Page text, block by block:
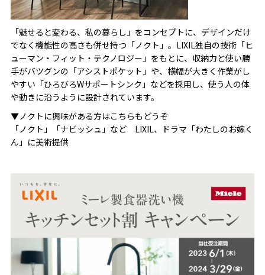
「魅せると変わる、私の暮らし」をコンセプトに、デザインだけ
でなく機能性の高さも併せ持つ「ノクト」。LIXIL独自の技術「ヒ
ューマン・フィット・テクノロジー」をもとに、収納力と使い勝
手がバツグンの「アシストポケット」や、横幅が大きく作業がし
やすい「ひろびろWサポートシンク」などを採用し、使う人の体
や動きに沿うように設計されています。
▼ノクトに興味がある方はこちらもどうぞ
「ノクト」「ナビッシュ」など LIXIL、ドラマ「わたしのお嫁く
ん」に美術提供